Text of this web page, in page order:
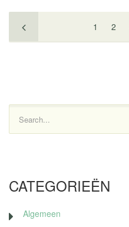
1 2
CATEGORIEËN
Algemeen